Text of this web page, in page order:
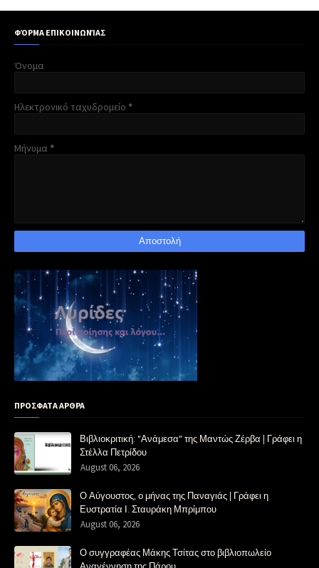
ΦΌΡΜΑ ΕΠΙΚΟΙΝΩΝΊΑΣ
Όνομα
Ηλεκτρονικό ταχυδρομείο *
Μήνυμα *
ΠΡΟΣΦΑΤΑ ΑΡΘΡΑ
Βιβλιοκριτική: "Ανάμεσα" της Μαντώς Ζέρβα | Γράφει η
Στέλλα Πετρίδου
August 06, 2026
Ο Αύγουστος, ο μήνας της Παναγιάς | Γράφει η
Ευστρατία Ι. Σταυράκη Μπρίμπου
August 06, 2026
Ο συγγραφέας Μάκης Τσίτας στο βιβλιοπωλείο